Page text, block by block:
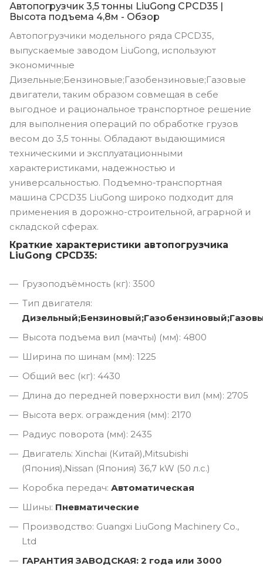
Автопогрузчик 3,5 тонны LiuGong CPCD35 |
Высота подъема 4,8м - Обзор
Автопогрузчики модельного ряда CPCD35,
выпускаемые заводом LiuGong, используют
экономичные
Дизельные;Бензиновые;Газобензиновые;Газовые
двигатели, таким образом совмещая в себе
выгодное и рациональное транспортное решение
для выполнения операций по обработке грузов
весом до 3,5 тонны. Обладают выдающимися
техническими и эксплуатационными
характеристиками, надежностью и
универсальностью. Подъемно-транспортная
машина CPCD35 LiuGong широко подходит для
применения в дорожно-строительной, аграрной и
складской сферах.
Краткие характеристики автопогрузчика
LiuGong CPCD35:
Грузоподъёмность (кг): 3500
Тип двигателя:
Высота подъема вил (мачты) (мм): 4800
Ширина по шинам (мм): 1225
Общий вес (кг): 4430
Длина до передней поверхности вил (мм): 2705
Высота верх. ограждения (мм): 2170
Радиус поворота (мм): 2435
Двигатель: Xinchai (Китай),Mitsubishi
(Япония),Nissan (Япония) 36,7 kW (50 л.с.)
Коробка передач: Автоматическая
Шины: Пневматические
Производство: Guangxi LiuGong Machinery Co.,
Ltd
ГАРАНТИЯ ЗАВОДСКАЯ: 2 года или 3000